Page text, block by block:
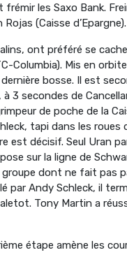
les Saxo Bank.
(Caisse
ont préféré se
Columbia). Mis en
bosse. Il est
3 secondes de
de poche de la
tapi dans les
est décisif. Seul Uran
sur la ligne de
dont ne fait pas
par Andy Schleck, il
Tony Martin a
étape amène les